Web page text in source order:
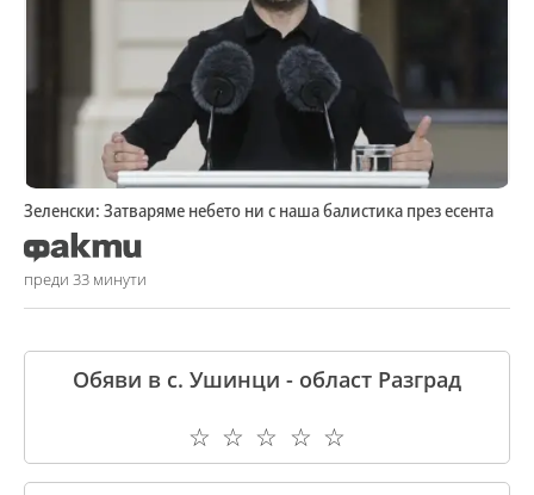
Зеленски: Затваряме небето ни с наша балистика през есента
преди 33 минути
Обяви в с. Ушинци - област Разград
☆
☆
☆
☆
☆